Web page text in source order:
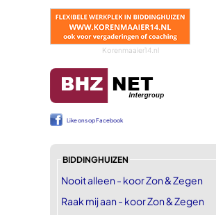
Korenmaaier14.nl
Like ons op Facebook
BIDDINGHUIZEN
Nooit alleen - koor Zon & Zegen
Raak mij aan - koor Zon & Zegen